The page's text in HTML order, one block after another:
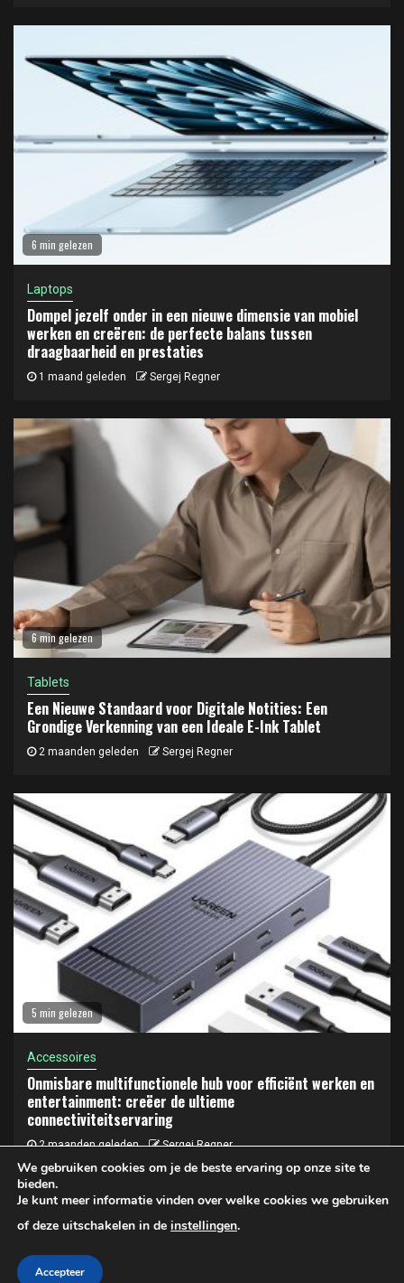
6 min gelezen
Laptops
Dompel jezelf onder in een nieuwe dimensie van mobiel
werken en creëren: de perfecte balans tussen
draagbaarheid en prestaties
1 maand geleden Sergej Regner
6 min gelezen
Tablets
Een Nieuwe Standaard voor Digitale Notities: Een
Grondige Verkenning van een Ideale E-Ink Tablet
2 maanden geleden Sergej Regner
5 min gelezen
Accessoires
Onmisbare multifunctionele hub voor efficiënt werken en
entertainment: creëer de ultieme
connectiviteitservaring
2 maanden geleden Sergej Regner
Privacy- en cookiebeleid
Copyright © 2025 LAPTOP KOPEN | Privacy- en Cookiebeleid
We gebruiken cookies om je de beste ervaring op onze site te
bieden.
Je kunt meer informatie vinden over welke cookies we gebruiken
of deze uitschakelen in de instellingen.
Accepteer